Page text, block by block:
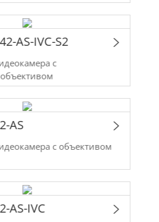
AS-IVC-S2
с
AS
с объективом
AS-IVC